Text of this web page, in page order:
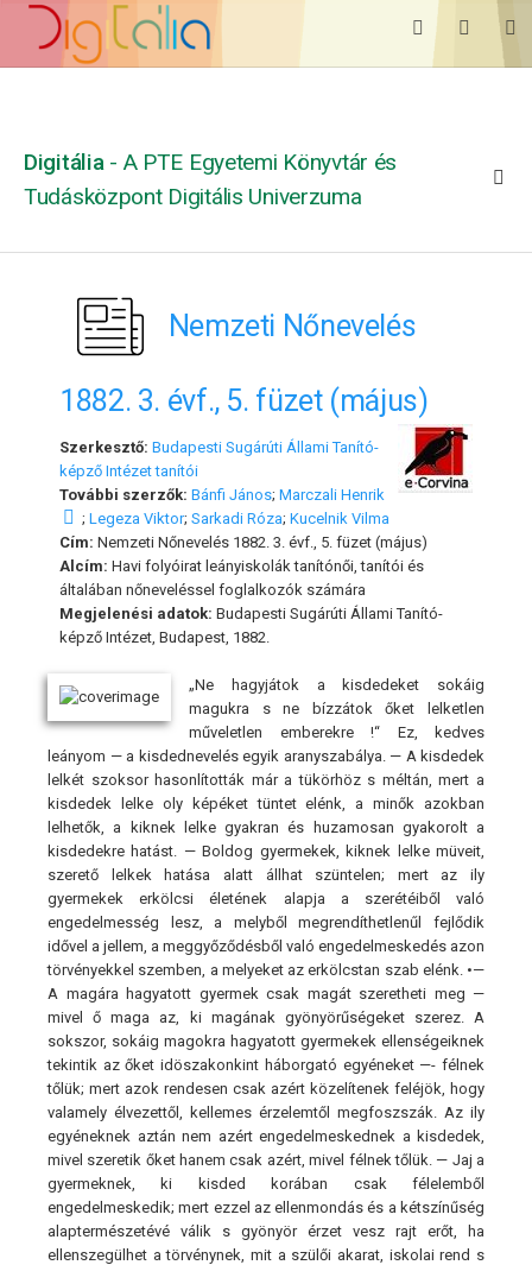
Digitália - A PTE Egyetemi Könyvtár és
Tudásközpont Digitális Univerzuma
Nemzeti Nőnevelés
1882. 3. évf., 5. füzet (május)
Szerkesztő: Budapesti Sugárúti Állami Tanító-
képző Intézet tanítói
További szerzők: Bánfi János; Marczali Henrik
; Legeza Viktor; Sarkadi Róza; Kucelnik Vilma
Cím: Nemzeti Nőnevelés 1882. 3. évf., 5. füzet (május)
Alcím: Havi folyóirat leányiskolák tanítónői, tanítói és
általában nőneveléssel foglalkozók számára
Megjelenési adatok: Budapesti Sugárúti Állami Tanító-
képző Intézet, Budapest, 1882.
„Ne hagyjátok a kisdedeket sokáig
magukra s ne bízzátok őket lelketlen
műveletlen emberekre !“ Ez, kedves
leányom — a kisdednevelés egyik aranyszabálya. — A kisdedek
lelkét szoksor hasonlították már a tükörhöz s méltán, mert a
kisdedek lelke oly képéket tüntet elénk, a minők azokban
lelhetők, a kiknek lelke gyakran és huzamosan gyakorolt a
kisdedekre hatást. — Boldog gyermekek, kiknek lelke müveit,
szerető lelkek hatása alatt állhat szüntelen; mert az ily
gyermekek erkölcsi életének alapja a szerétéiből való
engedelmesség lesz, a melyből megrendíthetlenűl fejlődik
idővel a jellem, a meggyőződésből való engedelmeskedés azon
törvényekkel szemben, a melyeket az erkölcstan szab elénk. •—
A magára hagyatott gyermek csak magát szeretheti meg —
mivel ő maga az, ki magának gyönyörűségeket szerez. A
sokszor, sokáig magokra hagyatott gyermekek ellenségeiknek
tekintik az őket idöszakonkint háborgató egyéneket —- félnek
tőlük; mert azok rendesen csak azért közelítenek feléjök, hogy
valamely élvezettől, kellemes érzelemtől megfoszszák. Az ily
egyéneknek aztán nem azért engedelmeskednek a kisdedek,
mivel szeretik őket hanem csak azért, mivel félnek tőlük. — Jaj a
gyermeknek, ki kisded korában csak félelemből
engedelmeskedik; mert ezzel az ellenmondás és a kétszínűség
alaptermészetévé válik s gyönyör érzet vesz rajt erőt, ha
ellenszegülhet a törvénynek, mit a szülői akarat, iskolai rend s